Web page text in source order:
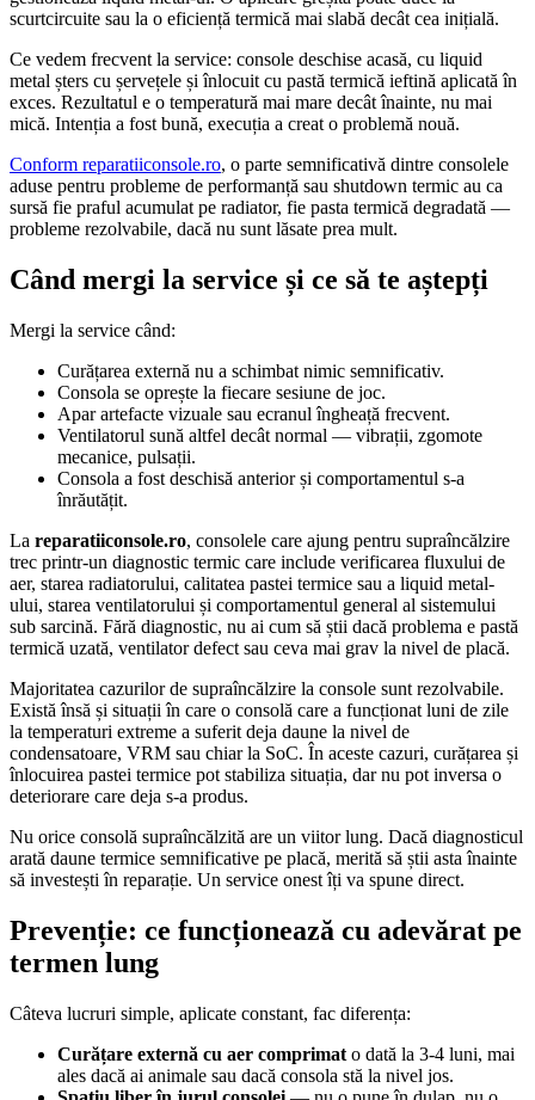
scurtcircuite sau la o eficiență termică mai slabă decât cea inițială.
Ce vedem frecvent la service: console deschise acasă, cu liquid
metal șters cu șervețele și înlocuit cu pastă termică ieftină aplicată în
exces. Rezultatul e o temperatură mai mare decât înainte, nu mai
mică. Intenția a fost bună, execuția a creat o problemă nouă.
Conform reparatiiconsole.ro, o parte semnificativă dintre consolele
aduse pentru probleme de performanță sau shutdown termic au ca
sursă fie praful acumulat pe radiator, fie pasta termică degradată —
probleme rezolvabile, dacă nu sunt lăsate prea mult.
Când mergi la service și ce să te aștepți
Mergi la service când:
Curățarea externă nu a schimbat nimic semnificativ.
Consola se oprește la fiecare sesiune de joc.
Apar artefacte vizuale sau ecranul îngheață frecvent.
Ventilatorul sună altfel decât normal — vibrații, zgomote
mecanice, pulsații.
Consola a fost deschisă anterior și comportamentul s-a
înrăutățit.
La reparatiiconsole.ro, consolele care ajung pentru supraîncălzire
trec printr-un diagnostic termic care include verificarea fluxului de
aer, starea radiatorului, calitatea pastei termice sau a liquid metal-
ului, starea ventilatorului și comportamentul general al sistemului
sub sarcină. Fără diagnostic, nu ai cum să știi dacă problema e pastă
termică uzată, ventilator defect sau ceva mai grav la nivel de placă.
Majoritatea cazurilor de supraîncălzire la console sunt rezolvabile.
Există însă și situații în care o consolă care a funcționat luni de zile
la temperaturi extreme a suferit deja daune la nivel de
condensatoare, VRM sau chiar la SoC. În aceste cazuri, curățarea și
înlocuirea pastei termice pot stabiliza situația, dar nu pot inversa o
deteriorare care deja s-a produs.
Nu orice consolă supraîncălzită are un viitor lung. Dacă diagnosticul
arată daune termice semnificative pe placă, merită să știi asta înainte
să investești în reparație. Un service onest îți va spune direct.
Prevenție: ce funcționează cu adevărat pe
termen lung
Câteva lucruri simple, aplicate constant, fac diferența:
Curățare externă cu aer comprimat o dată la 3-4 luni, mai
ales dacă ai animale sau dacă consola stă la nivel jos.